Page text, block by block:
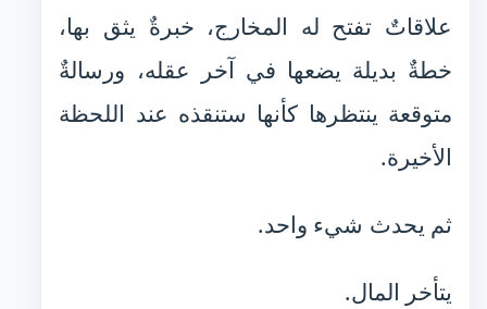
علاقاتٌ تفتح له المخارج، خبرةٌ يثق بها،
خطةٌ بديلة يضعها في آخر عقله، ورسالةٌ
متوقعة ينتظرها كأنها ستنقذه عند اللحظة
الأخيرة.
ثم يحدث شيء واحد.
يتأخر المال.